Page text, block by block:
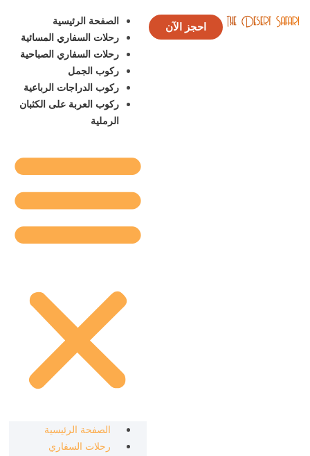
احجز الآن
الصفحة الرئيسية
رحلات السفاري المسائية
رحلات السفاري الصباحية
ركوب الجمل
ركوب الدراجات الرباعية
ركوب العربة على الكثبان
الرملية
الصفحة الرئيسية
رحلات السفاري